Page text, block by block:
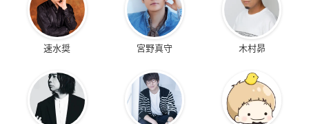
速水奨 宮野真守 木村昴